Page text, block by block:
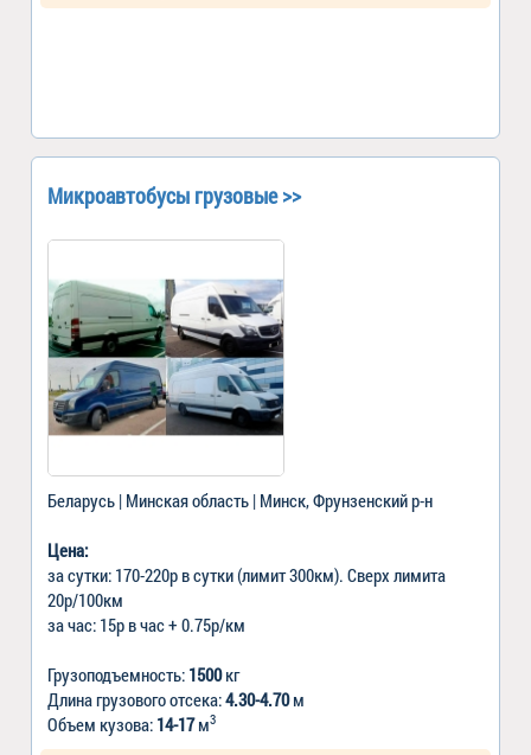
Микроавтобусы грузовые >>
Беларусь | Минская область | Минск, Фрунзенский р-н
Цена:
за сутки: 170-220р в сутки (лимит 300км). Сверх лимита
20р/100км
за час: 15р в час + 0.75р/км
Грузоподъемность: 1500кг
Длина грузового отсека:4.30-4.70м
Объем кузова: 14-17м3